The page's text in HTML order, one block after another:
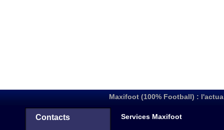
Maxifoot (100% Football) :
Contacts Services Maxifoot